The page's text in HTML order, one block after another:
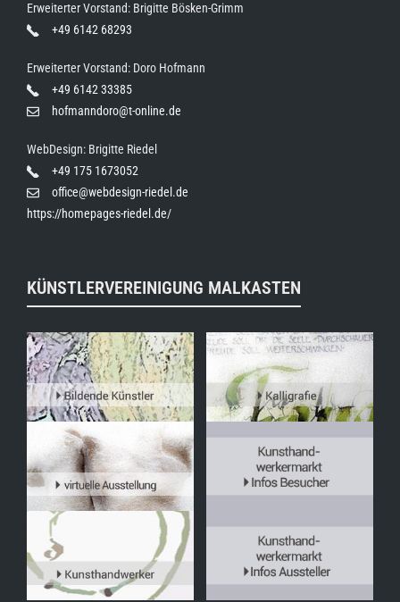
Erweiterter Vorstand: Brigitte Bösken-Grimm
+49 6142 68293
Erweiterter Vorstand: Doro Hofmann
+49 6142 33385
hofmanndoro@t-online.de
WebDesign: Brigitte Riedel
+49 175 1673052
office@webdesign-riedel.de
https://homepages-riedel.de/
KÜNSTLERVEREINIGUNG MALKASTEN